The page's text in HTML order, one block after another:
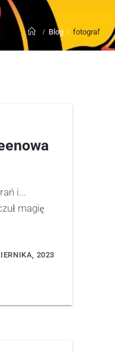
Blog fotograf
i...
magię
2023